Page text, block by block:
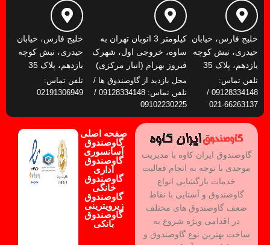
خلیج فارس، خیابان
حیدری، نبش کوچه
یازدهم، پلاک 35
تلفن تماس:
09128334148 /
66263137-021
کیلومتر 3 اتوبان تهران به
ساوه، خروجی اول، شهرک
فیروز بهرام (انبار مرکزی)
محل بازدید از گاوصندوق ها /
تلفن تماس: 09128334148 /
09102230225
خلیج فارس، خیابان
حیدری، نبش کوچه
یازدهم، پلاک 35
تلفن تماس:
02191306949
گاوصندوق ایران کاوه با مدیریت
موحدی با توجه به انجام فعالیت
خدمات بازگشایی انواع
گاوصندوق و آشنایی با نقاط
ضعف گاوصندوق های مختلف
در اقدامی ویژه شروع به
ساخت بهترین نوع گاوصندوق و
صفحه اصلی
گاوصندوق
آسانسوری
گاوصندوق
اداری
گاوصندوق
خانگی
گاوصندوق
زیرویترینی
گاوصندوق
بانکی